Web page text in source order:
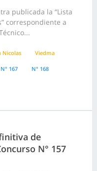
publicada la “Lista
correspondiente a
Nicolas Viedma
N° 167 N° 168
de
N° 157